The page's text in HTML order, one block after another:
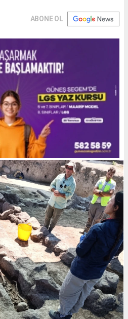
ABONE OL